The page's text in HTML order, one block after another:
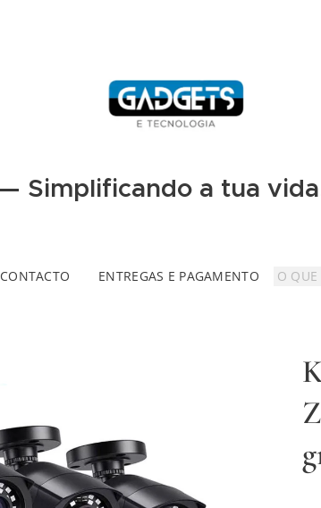
Simplificando a tua
CONTACTO ENTREGAS E PAGAMENTO